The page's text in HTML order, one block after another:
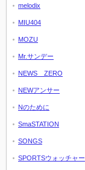
melodix
MIU404
MOZU
Mr.サンデー
NEWS ZERO
NEWアンサー
Nのために
SmaSTATION
SONGS
SPORTSウォッチャー